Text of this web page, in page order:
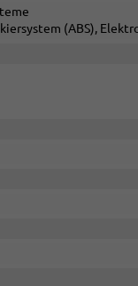
(ABS),